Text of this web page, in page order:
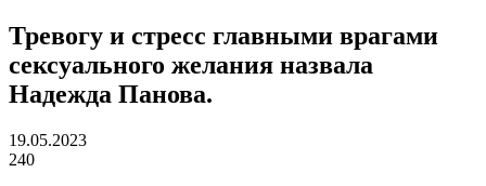
Тревогу и стресс главными врагами
сексуального желания назвала
Надежда Панова.
19.05.2023
240